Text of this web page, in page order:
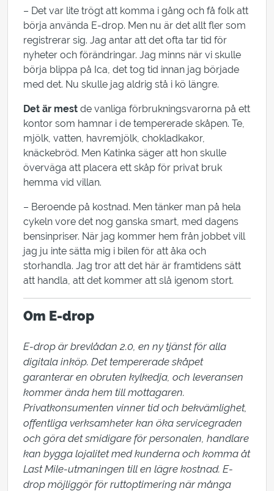
– Det var lite trögt att komma i gång och få folk att
börja använda E-drop. Men nu är det allt fler som
registrerar sig. Jag antar att det ofta tar tid för
nyheter och förändringar. Jag minns när vi skulle
börja blippa på Ica, det tog tid innan jag började
med det. Nu skulle jag aldrig stå i kö längre.
Det är mest de vanliga förbrukningsvarorna på ett
kontor som hamnar i de tempererade skåpen. Te,
mjölk, vatten, havremjölk, chokladkakor,
knäckebröd. Men Katinka säger att hon skulle
överväga att placera ett skåp för privat bruk
hemma vid villan.
– Beroende på kostnad. Men tänker man på hela
cykeln vore det nog ganska smart, med dagens
bensinpriser. När jag kommer hem från jobbet vill
jag ju inte sätta mig i bilen för att åka och
storhandla. Jag tror att det här är framtidens sätt
att handla, att det kommer att slå igenom stort.
Om E-drop
E-drop är brevlådan 2.0, en ny tjänst för alla
digitala inköp. Det tempererade skåpet
garanterar en obruten kylkedja, och leveransen
kommer ända hem till mottagaren.
Privatkonsumenten vinner tid och bekvämlighet,
offentliga verksamheter kan öka servicegraden
och göra det smidigare för personalen, handlare
kan bygga lojalitet med kunderna och komma åt
Last Mile-utmaningen till en lägre kostnad. E-
drop möjliggör för ruttoptimering när många